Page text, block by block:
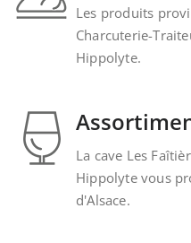
Les produits
Charcuterie-
Hippolyte.
La cave Les
Hippolyte vous
d'Alsace.